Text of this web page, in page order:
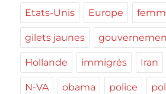
Etats-Unis Europe
gilets jaunes
Hollande immigrés Iran
N-VA obama police